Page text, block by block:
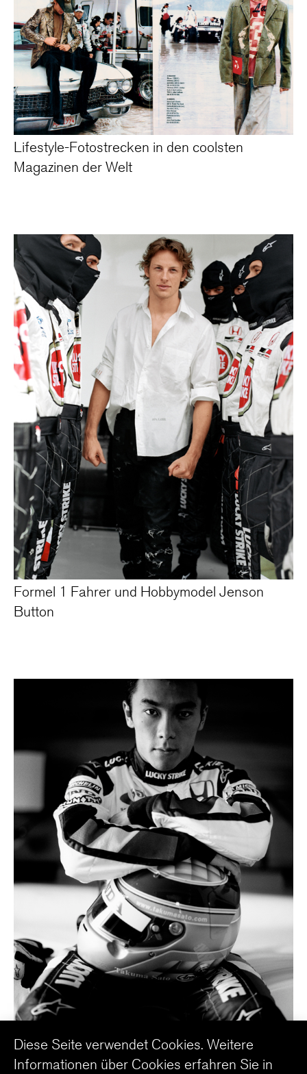
Lifestyle-Fotostrecken in den coolsten
Magazinen der Welt
Formel 1 Fahrer und Hobbymodel Jenson
Button
Takuma Sato – die asiatische Racing- und
Fashion-Legende
Diese Seite verwendet Cookies. Weitere
Informationen über Cookies erfahren Sie in